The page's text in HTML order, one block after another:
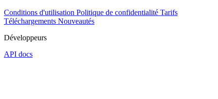
Conditions d'utilisation Politique de confidentialité Tarifs
Téléchargements Nouveautés
Développeurs
API docs